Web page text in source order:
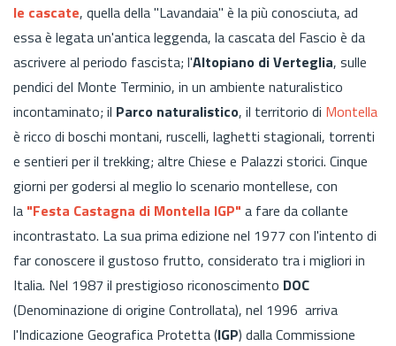
le cascate, quella della "Lavandaia" è la più conosciuta, ad
essa è legata un'antica leggenda, la cascata del Fascio è da
ascrivere al periodo fascista; l'Altopiano di Verteglia, sulle
pendici del Monte Terminio, in un ambiente naturalistico
incontaminato; il Parco naturalistico, il territorio di Montella
è ricco di boschi montani, ruscelli, laghetti stagionali, torrenti
e sentieri per il trekking; altre Chiese e Palazzi storici. Cinque
giorni per godersi al meglio lo scenario montellese, con
la "Festa Castagna di Montella IGP" a fare da collante
incontrastato. La sua prima edizione nel 1977 con l'intento di
far conoscere il gustoso frutto, considerato tra i migliori in
Italia. Nel 1987 il prestigioso riconoscimento DOC
(Denominazione di origine Controllata), nel 1996 arriva
l'Indicazione Geografica Protetta (IGP) dalla Commissione